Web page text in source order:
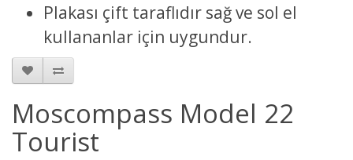
Plakası çift taraflıdır sağ ve sol el
kullananlar için uygundur.
Moscompass Model 22
Tourist